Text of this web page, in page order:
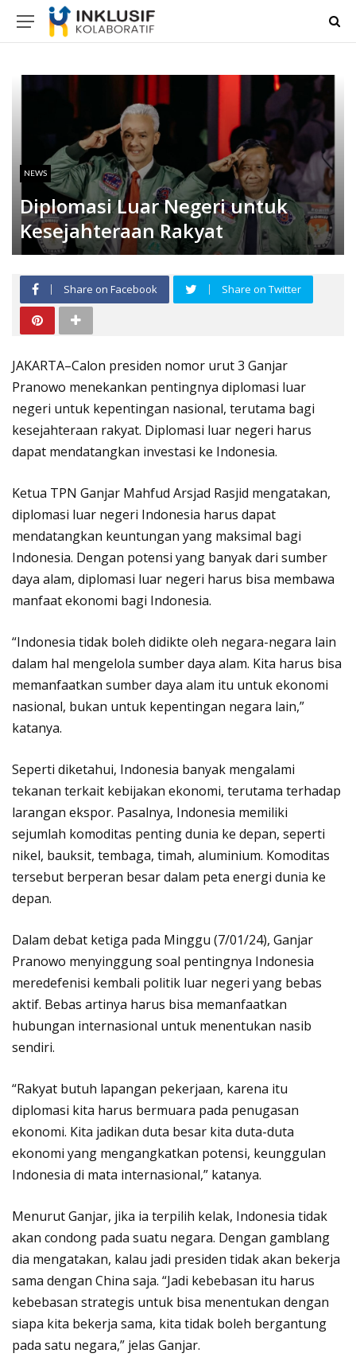
NEWS
Diplomasi Luar Negeri untuk
Kesejahteraan Rakyat
Share on Facebook Share on Twitter
JAKARTA–Calon presiden nomor urut 3 Ganjar
Pranowo menekankan pentingnya diplomasi luar
negeri untuk kepentingan nasional, terutama bagi
kesejahteraan rakyat. Diplomasi luar negeri harus
dapat mendatangkan investasi ke Indonesia.
Ketua TPN Ganjar Mahfud Arsjad Rasjid mengatakan,
diplomasi luar negeri Indonesia harus dapat
mendatangkan keuntungan yang maksimal bagi
Indonesia. Dengan potensi yang banyak dari sumber
daya alam, diplomasi luar negeri harus bisa membawa
manfaat ekonomi bagi Indonesia.
“Indonesia tidak boleh didikte oleh negara-negara lain
dalam hal mengelola sumber daya alam. Kita harus bisa
memanfaatkan sumber daya alam itu untuk ekonomi
nasional, bukan untuk kepentingan negara lain,”
katanya.
Seperti diketahui, Indonesia banyak mengalami
tekanan terkait kebijakan ekonomi, terutama terhadap
larangan ekspor. Pasalnya, Indonesia memiliki
sejumlah komoditas penting dunia ke depan, seperti
nikel, bauksit, tembaga, timah, aluminium. Komoditas
tersebut berperan besar dalam peta energi dunia ke
depan.
Dalam debat ketiga pada Minggu (7/01/24), Ganjar
Pranowo menyinggung soal pentingnya Indonesia
meredefenisi kembali politik luar negeri yang bebas
aktif. Bebas artinya harus bisa memanfaatkan
hubungan internasional untuk menentukan nasib
sendiri.
“Rakyat butuh lapangan pekerjaan, karena itu
diplomasi kita harus bermuara pada penugasan
ekonomi. Kita jadikan duta besar kita duta-duta
ekonomi yang mengangkatkan potensi, keunggulan
Indonesia di mata internasional,” katanya.
Menurut Ganjar, jika ia terpilih kelak, Indonesia tidak
akan condong pada suatu negara. Dengan gamblang
dia mengatakan, kalau jadi presiden tidak akan bekerja
sama dengan China saja. “Jadi kebebasan itu harus
kebebasan strategis untuk bisa menentukan dengan
siapa kita bekerja sama, kita tidak boleh bergantung
pada satu negara,” jelas Ganjar.